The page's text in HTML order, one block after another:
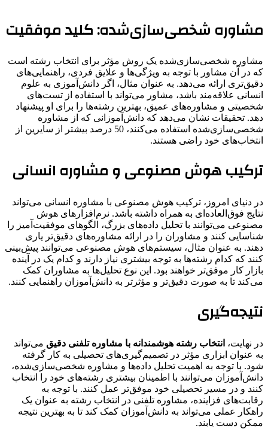
مشاوره شخصی‌سازی‌شده: کلید موفقیت
مشاوره شخصی‌سازی‌شده یک روش مؤثر برای انتخاب رشته است
که در آن مشاور با توجه به ویژگی‌ها و علایق فردی، راهنمایی‌های
دقیق‌تری ارائه می‌دهد. به عنوان مثال، اگر دانش‌آموزی به علوم
انسانی علاقه‌مند باشد، مشاور می‌تواند با استفاده از تست‌های
شخصیتی و مشاوره‌های عمیق، بهترین رشته‌ها را برای او پیشنهاد
دهد. تحقیقات نشان می‌دهد که دانش‌آموزانی که از مشاوره
شخصی‌سازی‌شده استفاده می‌کنند، 50 درصد بیشتر از سایرین از
انتخاب‌های خود راضی هستند.
ترکیب هوش مصنوعی و مشاوره انسانی
در دنیای امروز، ترکیب هوش مصنوعی با مشاوره انسانی می‌تواند
نتایج فوق‌العاده‌ای به همراه داشته باشد. نرم‌افزارهای هوش
مصنوعی می‌توانند با تحلیل داده‌های بزرگ، الگوهای موفقیت‌آمیز را
شناسایی کنند و مشاوران را در ارائه مشاوره‌های دقیق‌تر یاری
دهند. به عنوان مثال، سیستم‌های هوش مصنوعی می‌توانند پیش‌بینی
کنند که کدام رشته‌ها به توجه بیشتری نیاز دارند و کدام یک در آینده
بازار کار موفق‌تر خواهند بود. این نوع تحلیل‌ها به مشاوران کمک
می‌کند تا به صورت دقیق‌تر و مؤثرتر به دانش‌آموزان راهنمایی کنند.
نتیجه‌گیری
در نهایت، انتخاب رشته هوشمندانه با مشاوره تلفنی دقیق می‌تواند
به عنوان ابزاری مؤثر در تصمیم‌گیری‌های تحصیلی به کار گرفته
شود. با توجه به اهمیت تحلیل داده‌ها و مشاوره شخصی‌سازی‌شده،
دانش‌آموزان می‌توانند با اطمینان بیشتری رشته‌های خود را انتخاب
کنند و در مسیر تحصیلی خود موفق‌تر عمل کنند. با توجه به
رقابت‌های فزاینده، مشاوره تلفنی در انتخاب رشته به عنوان یک
راهکار عملی می‌تواند به دانش‌آموزان کمک کند تا به بهترین نتیجه
ممکن دست یابند.